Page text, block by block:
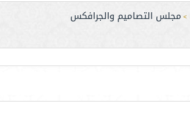
> مجلس التصاميم والجرافكس